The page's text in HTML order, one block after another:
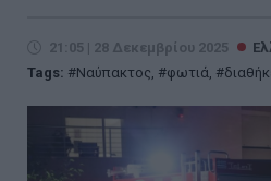
21:05 | 28 Δεκεμβρίου 2025
Tags:
Ναύπακτος, φωτιά,